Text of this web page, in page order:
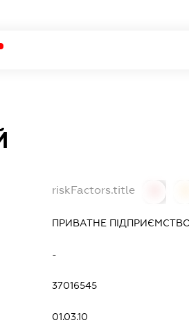
riskFactors.title
ПРИВАТНЕ
-
37016545
01.03.10